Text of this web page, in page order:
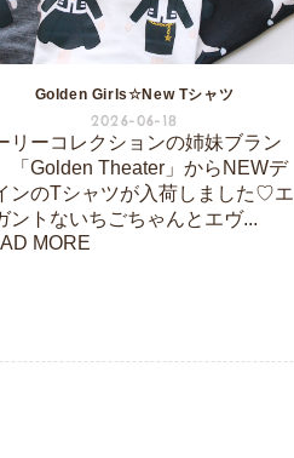
Golden Girls☆New Tシャツ
2026-06-18
リーコレクションの姉妹ブラン
「Golden Theater」からNEWデ
ンのTシャツが入荷しました♡エ
ントないちごちゃんとエヴ...
MORE